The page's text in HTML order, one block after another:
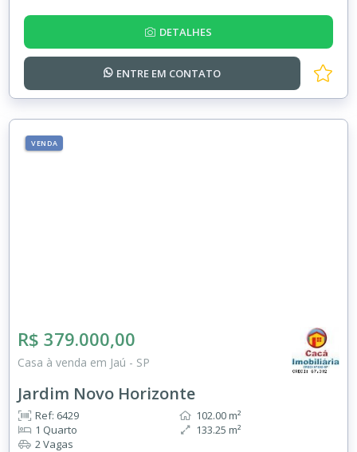
DETALHES
ENTRE EM CONTATO
VENDA
R$ 379.000,00
Casa à venda em Jaú - SP
Jardim Novo Horizonte
Ref: 6429
1 Quarto
2 Vagas
102.00 m²
133.25 m²